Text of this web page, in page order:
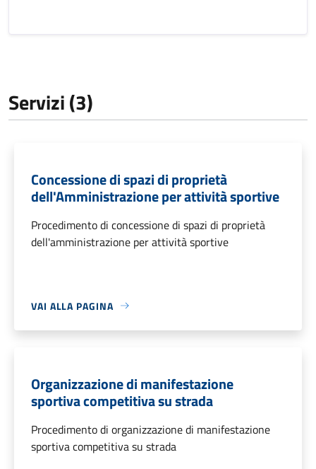
Servizi (3)
Concessione di spazi di proprietà
dell'Amministrazione per attività sportive
Procedimento di concessione di spazi di proprietà
dell'amministrazione per attività sportive
VAI ALLA PAGINA
Organizzazione di manifestazione
sportiva competitiva su strada
Procedimento di organizzazione di manifestazione
sportiva competitiva su strada